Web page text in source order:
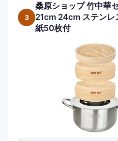
3
桑原ショップ 竹中華
21cm 24cm ステンレ
紙50枚付